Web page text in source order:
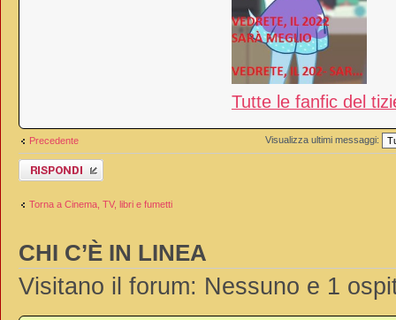
Tutte le fanfic del
Precedente Visualizza ultimi messaggi:
Rispondi al
messaggio
Torna a Cinema, TV, libri e fumetti
CHI C’È IN LINEA
Visitano il forum: Nessuno e 1